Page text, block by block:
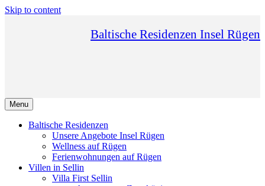
Skip to content
Baltische Residenzen Insel Rügen
Menu
Baltische Residenzen
Unsere Angebote Insel Rügen
Wellness auf Rügen
Ferienwohnungen auf Rügen
Villen in Sellin
Villa First Sellin